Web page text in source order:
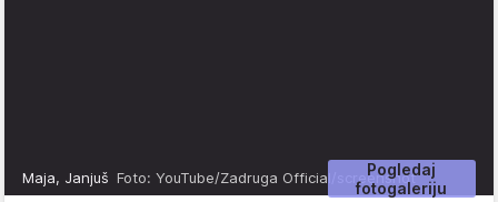
Pogledaj
fotogaleriju
Maja, Janjuš Foto: YouTube/Zadruga Official/screenshot